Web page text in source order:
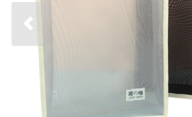
Previous slide